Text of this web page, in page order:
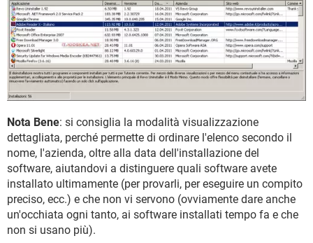
Nota Bene: si consiglia la modalità visualizzazione
dettagliata, perché permette di ordinare l'elenco secondo il
nome, l'azienda, oltre alla data dell'installazione del
software, aiutandovi a distinguere quali software avete
installato ultimamente (per provarli, per eseguire un compito
preciso, ecc.) e che non vi servono (ovviamente dare anche
un'occhiata ogni tanto, ai software installati tempo fa e che
non si usano più).